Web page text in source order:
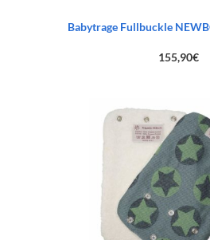
Babytrage Fullbuckle
155,90€